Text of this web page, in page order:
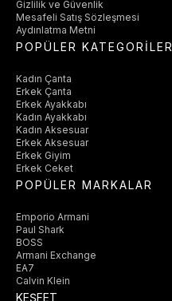
Gizlilik ve Güvenlik
Mesafeli Satış Sözleşmesi
Aydınlatma Metni
POPÜLER KATEGORİLER
Kadın Çanta
Erkek Çanta
Erkek Ayakkabı
Kadın Ayakkabı
Kadın Aksesuar
Erkek Aksesuar
Erkek Giyim
Erkek Ceket
POPÜLER MARKALAR
Emporio Armani
Paul Shark
BOSS
Armani Exchange
EA7
Calvin Klein
KEŞFET